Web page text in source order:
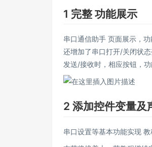
1 完整 功能展示
串口通信助手 页面展示，功
还增加了串口打开/关闭状
发送/接收时，相应按钮，
2 添加控件变量及
串口设置等基本功能实现 教